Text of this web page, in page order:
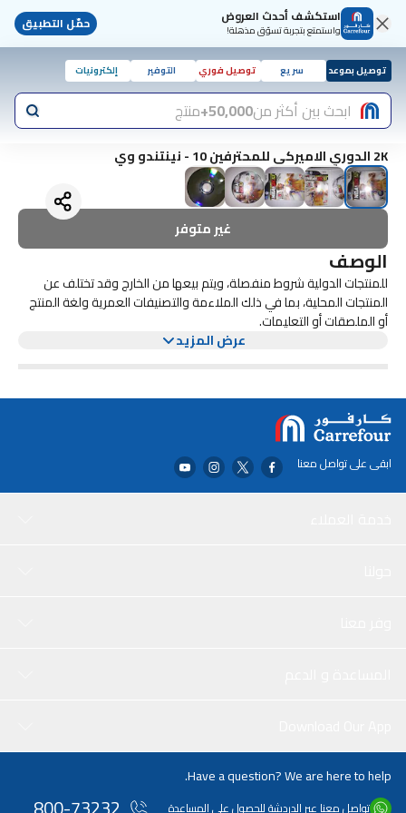
استكشف أحدث العروض
واستمتع بتجربة تسوّق مذهلة! حمّل التطبيق
توصيل بموعد سريع توصيل فوري التوفير إلكترونيات
ابحث بين أكثر من50,000+ منتج
2K الدوري الاميركي للمحترفين 10 - نينتندو وي
غير متوفر
الوصف
للمنتجات الدولية شروط منفصلة، ​​ويتم بيعها من الخارج وقد تختلف عن
المنتجات المحلية، بما في ذلك الملاءمة والتصنيفات العمرية ولغة المنتج
أو الملصقات أو التعليمات.
عرض المزيد
ابقى على تواصل معنا
Have a question? We are here to help.
تواصل معنا عبر الدردشة للحصول على المساعدة